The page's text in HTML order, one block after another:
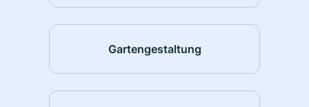
Gartengestaltung